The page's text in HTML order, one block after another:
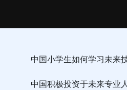
中国小学生如何学习未来
中国积极投资于未来专业